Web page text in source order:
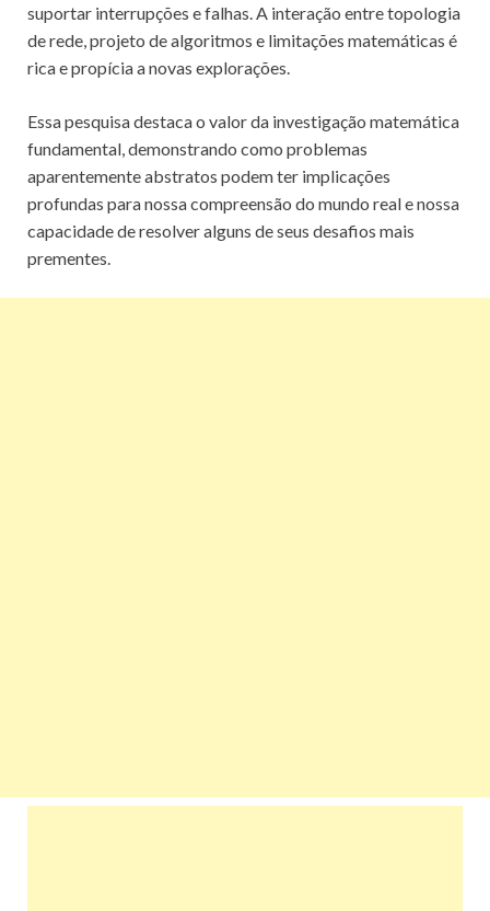
suportar interrupções e falhas. A interação entre topologia
de rede, projeto de algoritmos e limitações matemáticas é
rica e propícia a novas explorações.
Essa pesquisa destaca o valor da investigação matemática
fundamental, demonstrando como problemas
aparentemente abstratos podem ter implicações
profundas para nossa compreensão do mundo real e nossa
capacidade de resolver alguns de seus desafios mais
prementes.